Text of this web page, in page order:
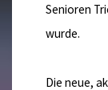
Senioren
wurde.
Die neue,